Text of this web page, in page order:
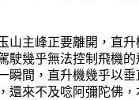
山主峰正要離開，直
駛幾乎無法控制飛機
瞬間，直升機幾乎以垂
還來不及唸阿彌陀佛